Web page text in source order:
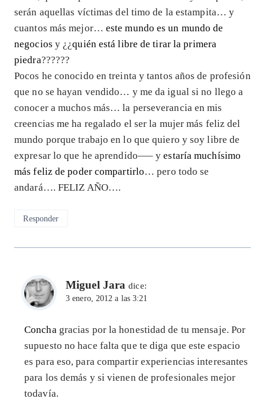
serán aquellas víctimas del timo de la estampita… y
cuantos más mejor… este mundo es un mundo de
negocios y ¿¿quién está libre de tirar la primera
piedra??????
Pocos he conocido en treinta y tantos años de profesión
que no se hayan vendido… y me da igual si no llego a
conocer a muchos más… la perseverancia en mis
creencias me ha regalado el ser la mujer más feliz del
mundo porque trabajo en lo que quiero y soy libre de
expresar lo que he aprendido—– yestaría muchísimo
más feliz de poder compartirlo… pero todo se
andará…. FELIZ AÑO….
Responder
Miguel Jara dice:
3 enero, 2012 a las 3:21
Conchagracias por la honestidad de tu mensaje. Por
supuesto no hace falta que te diga que este espacio
es para eso, para compartir experiencias interesantes
para los demás y si vienen de profesionales mejor
todavía.